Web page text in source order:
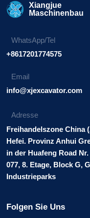
Xiangjue
Maschinenbau
WhatsApp/Tel
+8617201774575
Email
info@xjexcavator.com
Adresse
Freihandelszone China
Hefei. Provinz Anhui
in der Huafeng Road
077, 8. Etage, Block G,
Industrieparks
Folgen Sie Uns